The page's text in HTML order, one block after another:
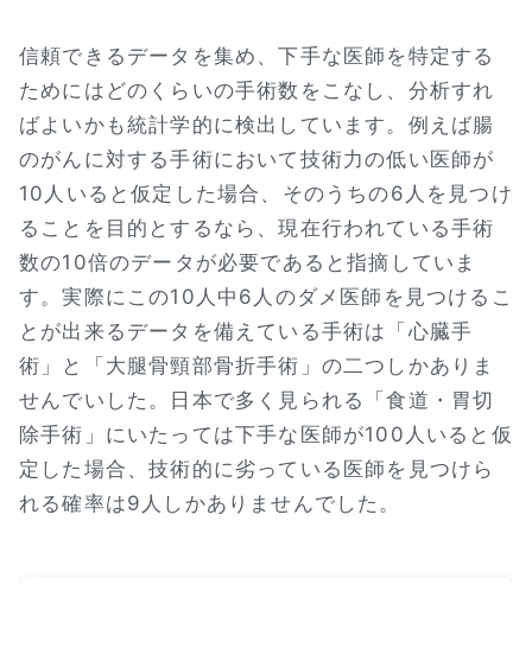
信頼できるデータを集め、下手な医師を特定する
ためにはどのくらいの手術数をこなし、分析すれ
ばよいかも統計学的に検出しています。例えば腸
のがんに対する手術において技術力の低い医師が
10人いると仮定した場合、そのうちの6人を見つけ
ることを目的とするなら、現在行われている手術
数の10倍のデータが必要であると指摘していま
す。実際にこの10人中6人のダメ医師を見つけるこ
とが出来るデータを備えている手術は「心臓手
術」と「大腿骨頸部骨折手術」の二つしかありま
せんでいした。日本で多く見られる「食道・胃切
除手術」にいたっては下手な医師が100人いると仮
定した場合、技術的に劣っている医師を見つけら
れる確率は9人しかありませんでした。